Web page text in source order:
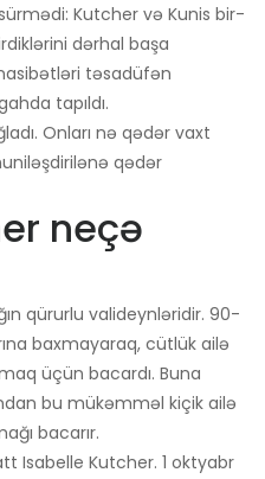
Kutcher və Kunis bir-
dərhal başa
təsadüfən
tapıldı.
Onları nə qədər vaxt
qədər
neçə
qürurlu valideynləridir. 90-
baxmayaraq, cütlük ailə
üçün bacardı. Buna
bu mükəmməl kiçik ailə
bacarır.
Isabelle Kutcher. 1 oktyabr